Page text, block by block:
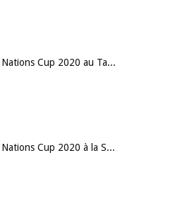
Danone Nations Cup 2020 au Tampon
Danone Nations Cup 2020 à la Saline les Bains